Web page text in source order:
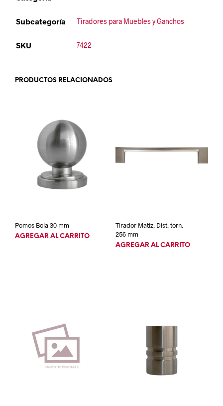
Subcategoría Tiradores para Muebles y Ganchos
SKU 7422
PRODUCTOS RELACIONADOS
Pomos Bola 30 mm
AGREGAR AL CARRITO
Tirador Matiz, Dist. torn.
256 mm
AGREGAR AL CARRITO